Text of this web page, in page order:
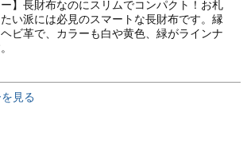
ー】長財布なのにスリムでコンパクト！お札
い派には必見のスマートな長財布です。縁
ビ革で、カラーも白や黄色、緑がラインナ
見る